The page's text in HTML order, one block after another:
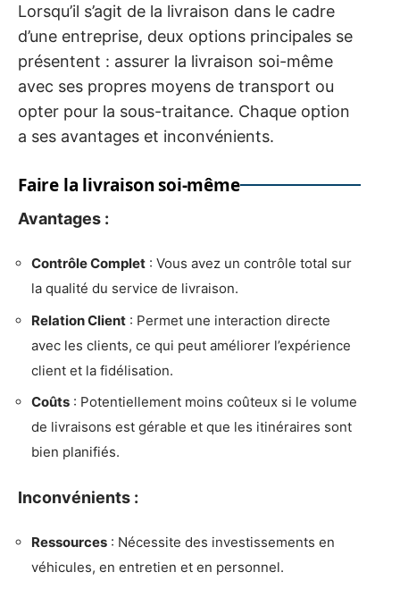
Lorsqu’il s’agit de la livraison dans le cadre
d’une entreprise, deux options principales se
présentent : assurer la livraison soi-même
avec ses propres moyens de transport ou
opter pour la sous-traitance. Chaque option
a ses avantages et inconvénients.
Faire la livraison soi-même
Avantages :
Contrôle Complet : Vous avez un contrôle total sur
la qualité du service de livraison.
Relation Client : Permet une interaction directe
avec les clients, ce qui peut améliorer l’expérience
client et la fidélisation.
Coûts : Potentiellement moins coûteux si le volume
de livraisons est gérable et que les itinéraires sont
bien planifiés.
Inconvénients :
Ressources : Nécessite des investissements en
véhicules, en entretien et en personnel.